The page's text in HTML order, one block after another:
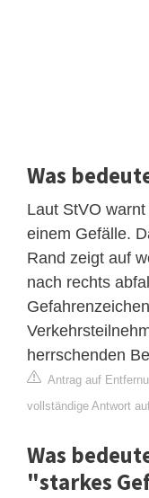
Was
Laut StVO
einem Gefälle.
Rand zeigt auf
nach rechts
herrschenden
Antrag auf
vollständige Antwort
Was
"starkes